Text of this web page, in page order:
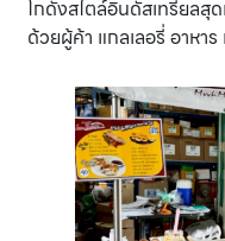
โกดังสไตล์อินดัสเทรียล
ด้วยผู้ค้า แกลเลอรี่ อาหา